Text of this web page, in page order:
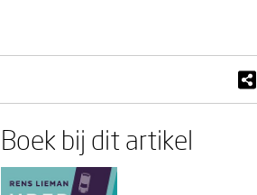
Boek bij dit artikel